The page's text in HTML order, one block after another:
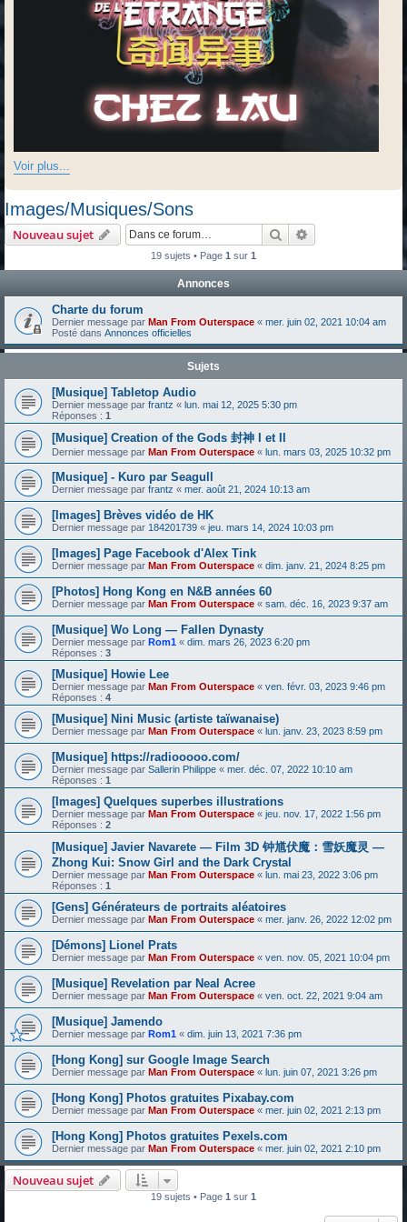
Voir plus...
Images/Musiques/Sons
Nouveau sujet RechercherRecherche
19 sujets • Page 1 sur 1
Annonces
Charte du forum
Dernier message par Man From Outerspace « mer. juin 02, 2021 10:04 am
Posté dans Annonces officielles
Sujets
[Musique] Tabletop Audio
Dernier message par frantz « lun. mai 12, 2025 5:30 pm
Réponses : 1
[Musique] Creation of the Gods 封神 I et II
Dernier message par Man From Outerspace « lun. mars 03, 2025 10:32 pm
[Musique] - Kuro par Seagull
Dernier message par frantz « mer. août 21, 2024 10:13 am
[Images] Brèves vidéo de HK
Dernier message par 184201739 « jeu. mars 14, 2024 10:03 pm
[Images] Page Facebook d'Alex Tink
Dernier message par Man From Outerspace « dim. janv. 21, 2024 8:25 pm
[Photos] Hong Kong en N&B années 60
Dernier message par Man From Outerspace « sam. déc. 16, 2023 9:37 am
[Musique] Wo Long — Fallen Dynasty
Dernier message par Rom1 « dim. mars 26, 2023 6:20 pm
Réponses : 3
[Musique] Howie Lee
Dernier message par Man From Outerspace « ven. févr. 03, 2023 9:46 pm
Réponses : 4
[Musique] Nini Music (artiste taïwanaise)
Dernier message par Man From Outerspace « lun. janv. 23, 2023 8:59 pm
[Musique] https://radiooooo.com/
Dernier message par Sallerin Philippe « mer. déc. 07, 2022 10:10 am
Réponses : 1
[Images] Quelques superbes illustrations
Dernier message par Man From Outerspace « jeu. nov. 17, 2022 1:56 pm
Réponses : 2
[Musique] Javier Navarete — Film 3D 钟馗伏魔：雪妖魔灵 —
Zhong Kui: Snow Girl and the Dark Crystal
Dernier message par Man From Outerspace « lun. mai 23, 2022 3:06 pm
Réponses : 1
[Gens] Générateurs de portraits aléatoires
Dernier message par Man From Outerspace « mer. janv. 26, 2022 12:02 pm
[Démons] Lionel Prats
Dernier message par Man From Outerspace « ven. nov. 05, 2021 10:04 pm
[Musique] Revelation par Neal Acree
Dernier message par Man From Outerspace « ven. oct. 22, 2021 9:04 am
[Musique] Jamendo
Dernier message par Rom1 « dim. juin 13, 2021 7:36 pm
[Hong Kong] sur Google Image Search
Dernier message par Man From Outerspace « lun. juin 07, 2021 3:26 pm
[Hong Kong] Photos gratuites Pixabay.com
Dernier message par Man From Outerspace « mer. juin 02, 2021 2:13 pm
[Hong Kong] Photos gratuites Pexels.com
Dernier message par Man From Outerspace « mer. juin 02, 2021 2:10 pm
Nouveau sujet
19 sujets • Page 1 sur 1